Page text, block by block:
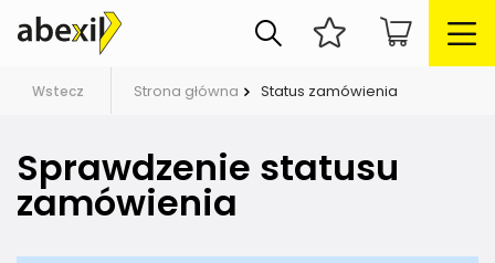
Wstecz Strona główna Status zamówienia
Sprawdzenie statusu
zamówienia